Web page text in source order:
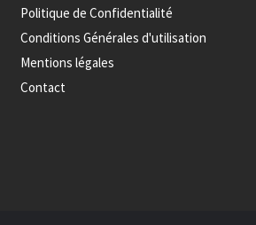
Politique de Confidentialité
Conditions Générales d'utilisation
Mentions légales
Contact